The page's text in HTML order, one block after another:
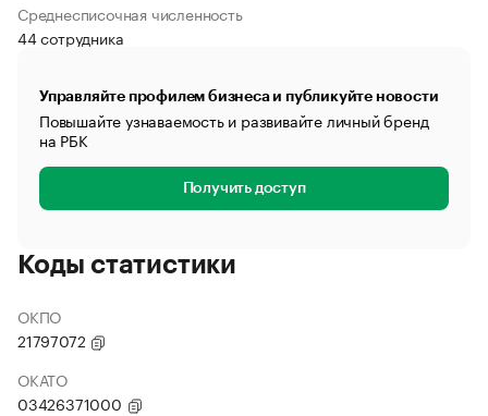
Среднесписочная численность
44 сотрудника
Управляйте профилем бизнеса и публикуйте новости
Повышайте узнаваемость и развивайте личный бренд
на РБК
Получить доступ
Коды статистики
ОКПО
21797072
ОКАТО
03426371000